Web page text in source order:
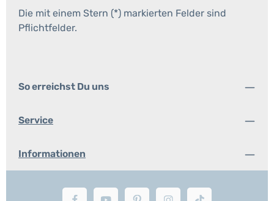
Die mit einem Stern (*) markierten Felder sind
Pflichtfelder.
So erreichst Du uns
Service
Informationen